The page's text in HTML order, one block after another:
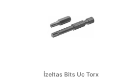
İzeltaş Bits Uç Torx